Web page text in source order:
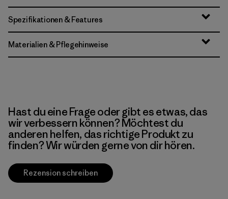
Spezifikationen & Features
Materialien & Pflegehinweise
Hast du eine Frage oder gibt es etwas, das
wir verbessern können? Möchtest du
anderen helfen, das richtige Produkt zu
finden? Wir würden gerne von dir hören.
Rezension schreiben